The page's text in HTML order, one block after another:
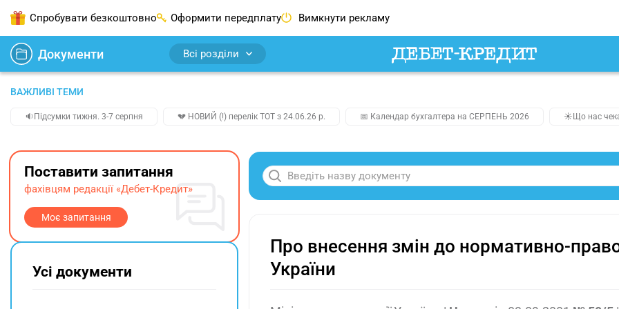
Спробувати безкоштовно Оформити передплату Вимкнути рекламу
Документи Всі розділи
ВАЖЛИВІ ТЕМИ
🔉Підсумки тижня. 3-7 серпня 💔 НОВИЙ (!) перелік ТОТ з 24.06.26 р. 📅 Календар бухгалтера на СЕРПЕНЬ 2026 ☀️Що нас
Про внесення змін до нормативно-
України
Поставити запитання
фахівцям редакції «Дебет-Кредит»
Моє запитання
Усі документи